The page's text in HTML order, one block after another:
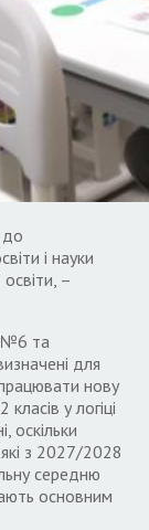
до
і науки
–
№6 та
для
нову
у логіці
оскільки
з 2027/2028
середню
основним